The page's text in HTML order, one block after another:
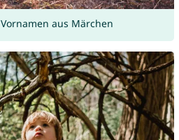
aus Märchen